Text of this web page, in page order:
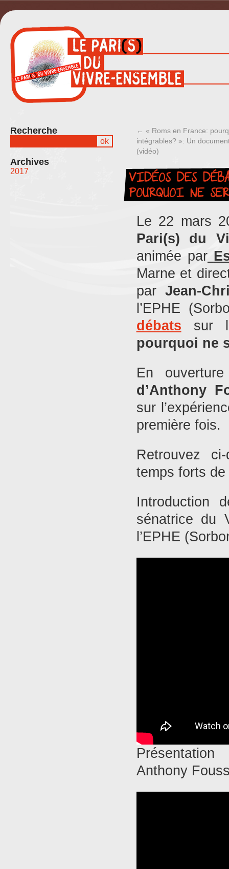
← « Roms en France:
intégrables? »: Un
(vidéo)
VIDÉOS DES
POURQUOI NE
Le 22 mars
Pari(s) du
animée par
Marne et
par Jean-
l’EPHE
débats sur
pourquoi ne
En
d’Anthony
sur
première fois.
Retrouvez
temps forts
Introduction
sénatrice du
l’EPHE
Anthony
Recherche
Archives
2017